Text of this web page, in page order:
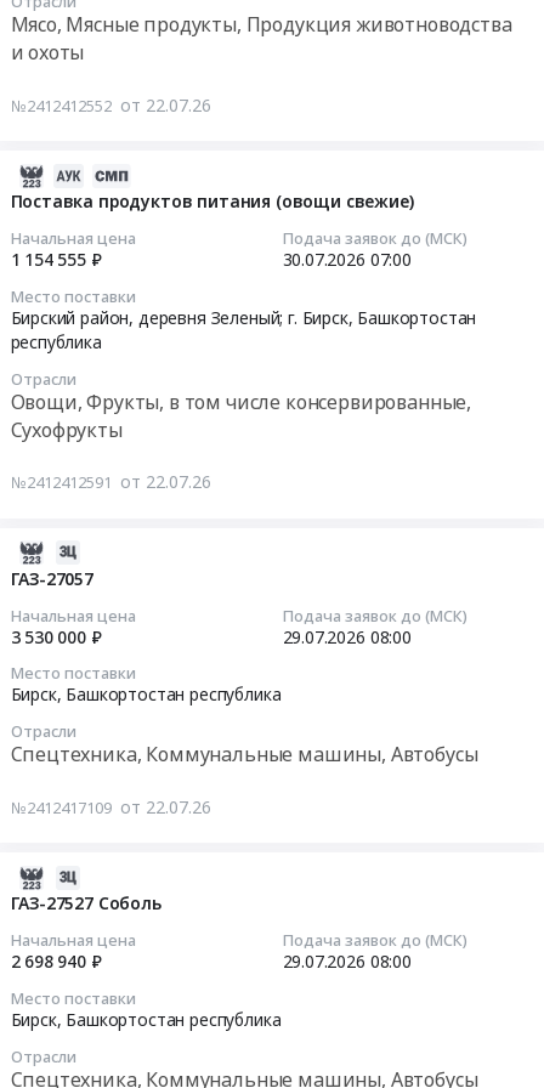
Мясо, Мясные продукты, Продукция животноводства
и охоты
№2412412552 от 22.07.26
Поставка продуктов питания (овощи свежие)
Начальная цена
1 154 555 ₽
Подача заявок до (МСК)
30.07.2026 07:00
Место поставки
Бирский район, деревня Зеленый; г. Бирск, Башкортостан
республика
Отрасли
Овощи, Фрукты, в том числе консервированные,
Сухофрукты
№2412412591 от 22.07.26
ГАЗ-27057
Начальная цена
3 530 000 ₽
Подача заявок до (МСК)
29.07.2026 08:00
Место поставки
Бирск, Башкортостан республика
Отрасли
Спецтехника, Коммунальные машины, Автобусы
№2412417109 от 22.07.26
27057
ГАЗ-27527 Соболь
Начальная цена
2 698 940 ₽
Подача заявок до (МСК)
29.07.2026 08:00
Место поставки
Бирск, Башкортостан республика
Отрасли
Спецтехника, Коммунальные машины, Автобусы